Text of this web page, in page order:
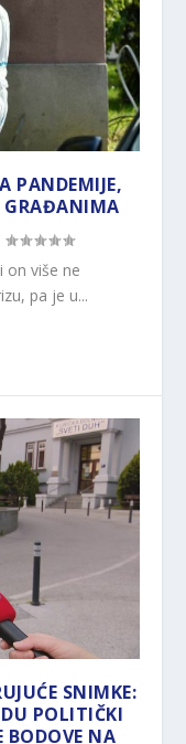
PANDEMIJE,
GRAĐANIMA
on više ne
pa je u...
SNIMKE:
POLITIČKI
BODOVE NA